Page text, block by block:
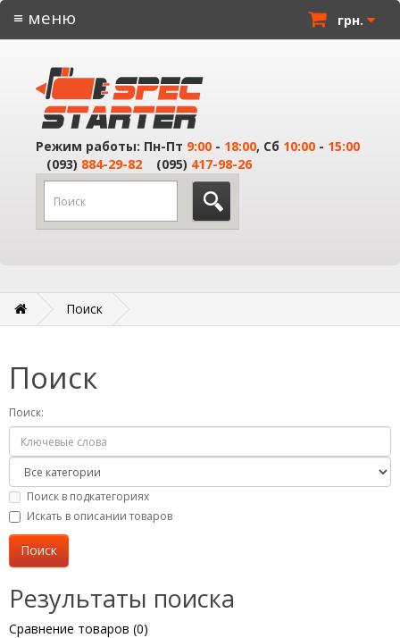
грн.
≡ меню
Режим работы: Пн-Пт 9:00 - 18:00, Сб 10:00 - 15:00
(093) 884-29-82 (095) 417-98-26
Поиск
Поиск
Поиск:
Поиск в подкатегориях
Искать в описании товаров
Результаты поиска
Сравнение товаров (0)